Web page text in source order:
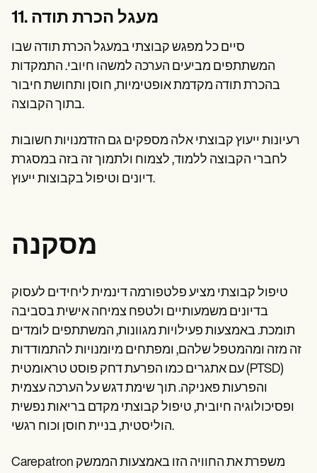
11. מעגל הכרת תודה
סיים כל מפגש קבוצתי במעגל הכרת תודה שבו
המשתתפים מביעים הערכה למשהו חיובי. התמקדות
בהכרת תודה מקדמת אופטימיות, חוסן ותחושת חיבור
בתוך הקבוצה.
רעיונות ייעוץ קבוצתי אלה מספקים גם הזדמנויות חשובות
לחברי הקבוצה ללמוד, לצמוח ולתמוך זה בזה במסגרת
דיונים וטיפול בקבוצות ייעוץ.
מסקנה
טיפול קבוצתי מציע פלטפורמה דינמית ליחידים לעסוק
בדיונים משמעותיים ולטפח צמיחה אישית בסביבה
תומכת. באמצעות פעילויות מגוונות, המשתתפים לומדים
זה מזה ומהמטפל שלהם, ומפתחים מיומנויות להתמודדות
עם אתגרים כמו הפרעת דחק פוסט טראומטית (PTSD)
והפרעות פאניקה. תוך שימת דגש על הערכה עצמית
ופסיכולוגיה חיובית, טיפול קבוצתי מקדם בריאות נפשית
הוליסטית, בניית חוסן וכוח רגשי.
Carepatron משפרת את החוויה הזו באמצעות הממשק